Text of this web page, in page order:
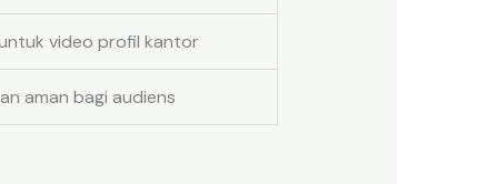
video profil kantor
aman bagi audiens